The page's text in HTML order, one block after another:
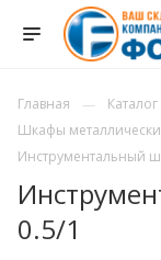
Главная
Шкафы
Инструментальный
0.5/1